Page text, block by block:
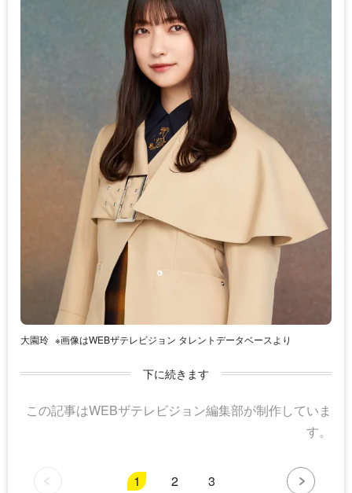
大園玲 ※画像はWEBザテレビジョン タレントデータベースより
下に続きます
この記事はWEBザテレビジョン編集部が制作していま
す。
1 2 3